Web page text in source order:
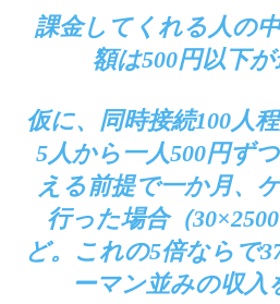
課金してくれる人の
額は500円以下が
仮に、同時接続100人
5人から一人500円ず
える前提で一か月、
行った場合（
ど。これの5倍ならで
ーマン並みの収入